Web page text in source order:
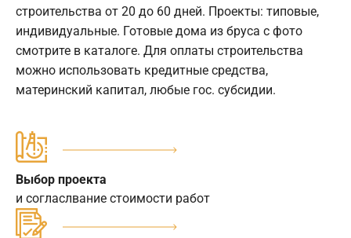
строительства от 20 до 60 дней. Проекты: типовые,
индивидуальные. Готовые дома из бруса с фото
смотрите в каталоге. Для оплаты строительства
можно использовать кредитные средства,
материнский капитал, любые гос. субсидии.
Выбор проекта
и согласлвание стоимости работ